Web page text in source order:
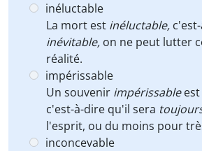
inéluctable
La mort est inéluctable,
inévitable, on ne peut lutter
réalité.
impérissable
Un souvenir impérissableest
c'est-à-dire qu'il sera
l'esprit, ou du moins pour
inconcevable